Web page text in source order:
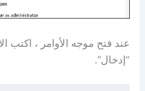
عند فتح موجه الأوامر ، اكتب
“إدخال”.